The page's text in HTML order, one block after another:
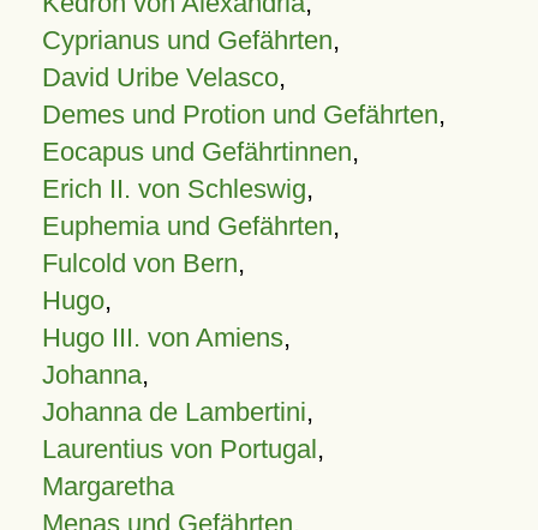
Cyprianus und Gefährten,
David Uribe Velasco,
Demes und Protion und Gefährten,
Eocapus und Gefährtinnen,
Erich II. von Schleswig,
Euphemia und Gefährten,
Fulcold von Bern,
Hugo,
Hugo III. von Amiens,
Johanna,
Johanna de Lambertini,
Laurentius von Portugal,
Margaretha
Menas und Gefährten,